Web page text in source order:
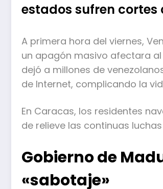
estados sufren cortes
A primera hora del viernes,
un apagón masivo afectara
dejó a millones de
de Internet, complicando la
En Caracas, los residentes
de relieve las continuas
Gobierno de
«sabotaje»